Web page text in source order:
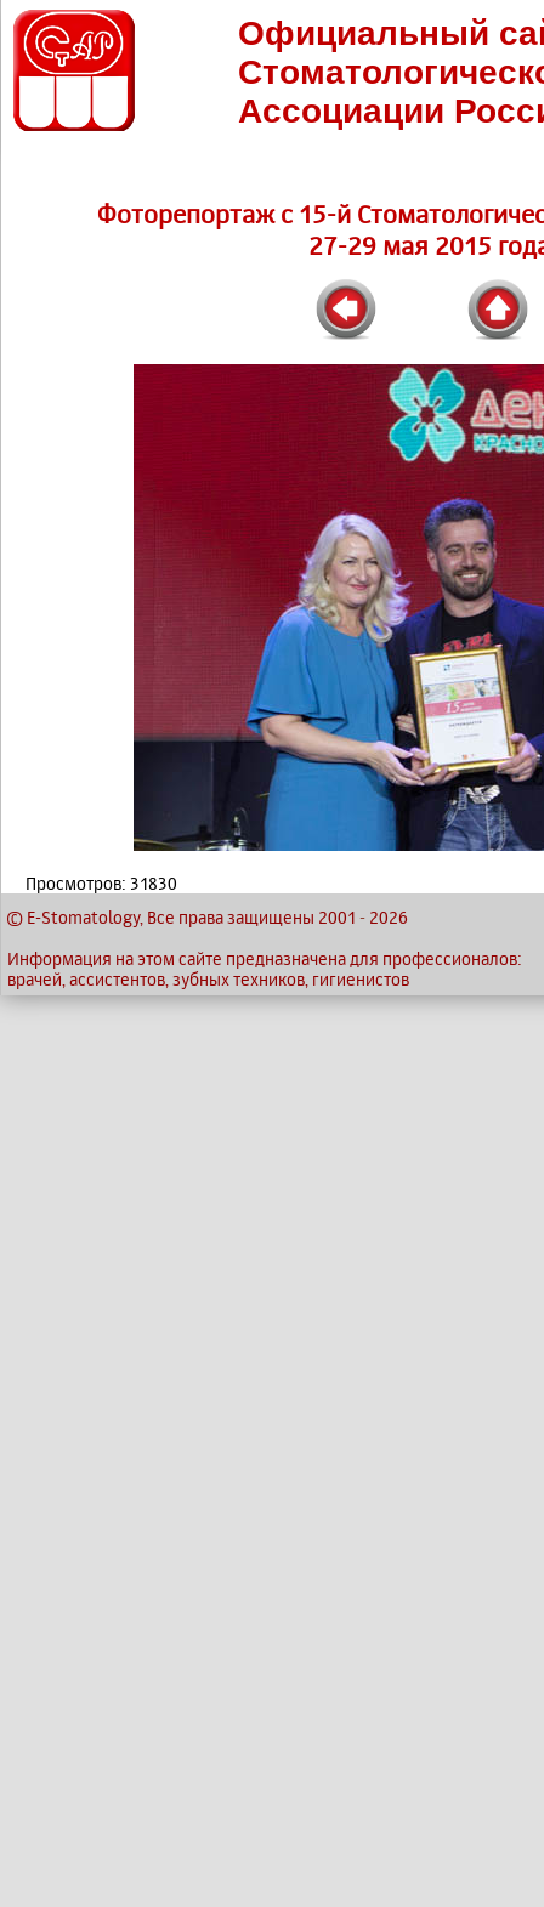
Официальный
Ассоциации
Фоторепортаж с 15-й
27-29 мая 2015
Просмотров: 31830
© E-Stomatology, Все права защищены 2001 - 2026
Информация на этом сайте предназначена для профессионалов:
врачей, ассистентов, зубных техников, гигиенистов